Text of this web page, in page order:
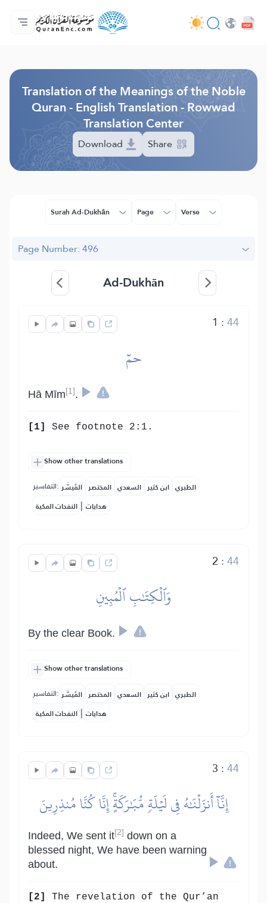
Home
Index of Translations
Audio
Developers' Services - API
About
Contact Us
Language
Translation of the Meanings of the Noble
Quran - English Translation - Rowwad
Translation Center
Download Share
Surah Ad-Dukhān Page Verse
Page Number: 496
Ad-Dukhān
1 :44
حمٓ
Hā Mīm [1] .
[1] See footnote 2:1.
Show other translations
التفاسير: المُيسَّر المختصر السعدي ابن كثير الطبري
النفحات المكية | هدايات
2 :44
وَٱلۡكِتَٰبِ ٱلۡمُبِينِ
By the clear Book.
Show other translations
التفاسير: المُيسَّر المختصر السعدي ابن كثير الطبري
النفحات المكية | هدايات
3 :44
إِنَّآ أَنزَلۡنَٰهُ فِي لَيۡلَةٖ مُّبَٰرَكَةٍۚ إِنَّا كُنَّا مُنذِرِينَ
Indeed, We sent it[2] down on a
blessed night, We have been warning
about.
[2]
The revelation of the Qur’an